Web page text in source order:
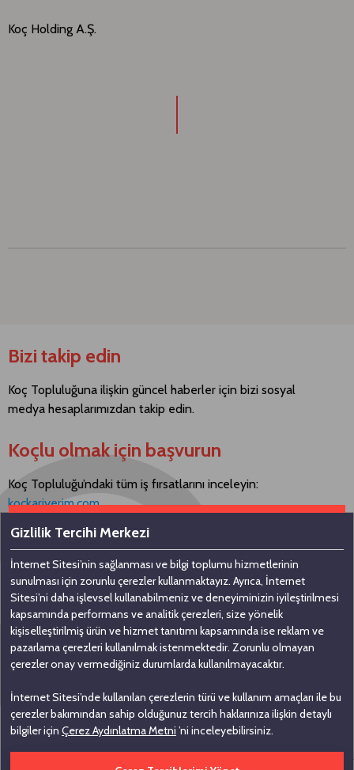
Koç Holding A.Ş.
Bizi takip edin
Koç Topluluğuna ilişkin güncel haberler için bizi sosyal
medya hesaplarımızdan takip edin.
Koçlu olmak için başvurun
Koç Topluluğu’ndaki tüm iş fırsatlarını inceleyin:
kockariyerim.com
Bizimle iletişime geçin
Koç Holding A.Ş
Nakkaştepe, Azizbey Sokak, No: 1,
Kuzguncuk 34674, İstanbul
0 (216) 531 00 00
0 (216) 531 00 99
Gizlilik Tercihi Merkezi
İnternet Sitesi’nin sağlanması ve bilgi toplumu hizmetlerinin
sunulması için zorunlu çerezler kullanmaktayız. Ayrıca, İnternet
Sitesi’ni daha işlevsel kullanabilmeniz ve deneyiminizin iyileştirilmesi
kapsamında performans ve analitik çerezleri, size yönelik
kişiselleştirilmiş ürün ve hizmet tanıtımı kapsamında ise reklam ve
pazarlama çerezleri kullanılmak istenmektedir. Zorunlu olmayan
çerezler onay vermediğiniz durumlarda kullanılmayacaktır.
İnternet Sitesi’nde kullanılan çerezlerin türü ve kullanım amaçları ile bu
çerezler bakımından sahip olduğunuz tercih haklarınıza ilişkin detaylı
bilgiler için Çerez Aydınlatma Metni ’ni inceleyebilirsiniz.